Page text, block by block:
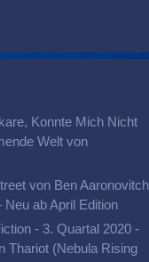
Konnte Mich Nicht
Welt von
von Ben Aaronovitch
ab April Edition
- 3. Quartal 2020 -
Thariot (Nebula Rising